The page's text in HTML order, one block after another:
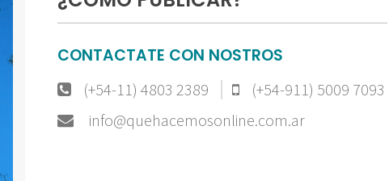
CONTACTATE CON NOSTROS
(+54-11) 4803 2389
(+54-911) 5009 7093
info@quehacemosonline.com.ar